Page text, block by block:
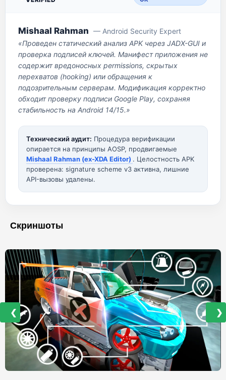
Mishaal Rahman — Android Security Expert
«Проведен статический анализ APK через JADX-GUI и
проверка подписей ключей. Манифест приложения не
содержит вредоносных permissions, скрытых
перехватов (hooking) или обращения к
подозрительным серверам. Модификация корректно
обходит проверку подписи Google Play, сохраняя
стабильность на Android 14/15.»
Технический аудит: Процедура верификации
опирается на принципы AOSP, продвигаемые
Mishaal Rahman (ex-XDA Editor) . Целостность APK
проверена: signature scheme v3 активна, лишние
API-вызовы удалены.
Скриншоты
❮ ❯